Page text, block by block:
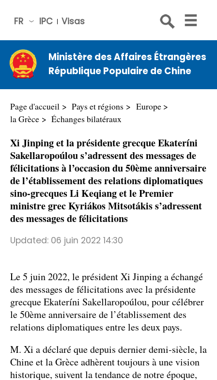
IPC Visas
FR
中文
Engli
sh
Русс
Espa
عربي
Ministère des Affaires Étrangères
République Populaire de Chine
Page d'accueil Pays et régions
Europe
la Grèce
Échanges bilatéraux
Xi Jinping et la présidente grecque Ekateríni
Sakellaropoúlou s’adressent des messages de
félicitations à l’occasion du 50ème anniversaire
de l’établissement des relations diplomatiques
sino-grecques Li Keqiang et le Premier
ministre grec Kyriákos Mitsotákis s’adressent
des messages de félicitations
Updated: 06 juin 2022 14:30
Le 5 juin 2022, le président Xi Jinping a échangé
des messages de félicitations avec la présidente
grecque Ekateríni Sakellaropoúlou, pour célébrer
le 50ème anniversaire de l’établissement des
relations diplomatiques entre les deux pays.
M. Xi a déclaré que depuis dernier demi-siècle, la
Chine et la Grèce adhèrent toujours à une vision
historique, suivent la tendance de notre époque,